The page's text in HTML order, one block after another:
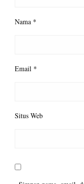
Nama *
Email *
Situs Web